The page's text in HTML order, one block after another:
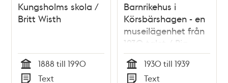
Kungsholms skola /
Britt Wisth
Tid
1888 till 1990
Text
Barnrikehus i
Körsbärshagen - en
museilägenhet från
1930-talet / Pia
Maria Hallberg
Tid
1930 till 1939
Text